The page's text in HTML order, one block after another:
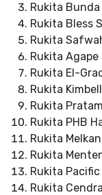
Rukita Bunda
Rukita Bless
Rukita
Rukita
Rukita El-
Rukita
Rukita
Rukita PHB
Rukita
Rukita
Rukita
Rukita